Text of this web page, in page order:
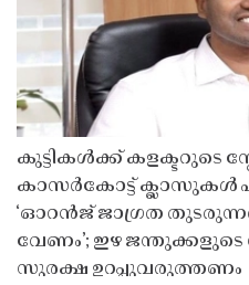
കുട്ടികൾക്ക് കളക്ടറുടെ
കാസർകോട്ട് ക്ലാസുകൾ
‘ഓറൻജ് ജാഗ്രത
വേണം’; ഇഴ ജന്തുക്കളുടെ
സുരക്ഷ ഉറപ്പുവരുത്തണം